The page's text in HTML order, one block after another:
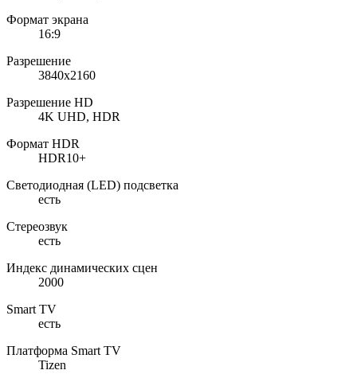
Формат экрана
16:9
Разрешение
3840x2160
Разрешение HD
4K UHD, HDR
Формат HDR
HDR10+
Светодиодная (LED) подсветка
есть
Стереозвук
есть
Индекс динамических сцен
2000
Smart TV
есть
Платформа Smart TV
Tizen